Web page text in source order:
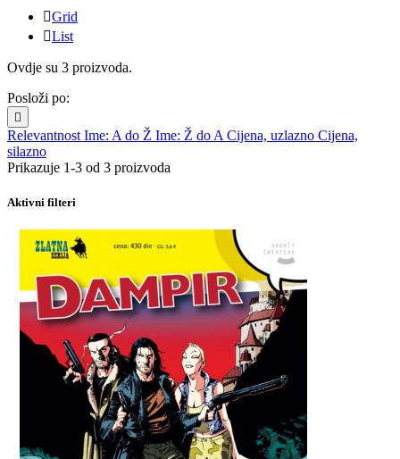
Grid
List
Ovdje su 3 proizvoda.
Posloži po:

Relevantnost Ime: A do Ž Ime: Ž do A Cijena, uzlazno Cijena,
silazno
Prikazuje 1-3 od 3 proizvoda
Aktivni filteri